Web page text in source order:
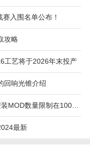
认识了很多新朋
。
供了一个广阔的社
仅扩大了自己的社
解。
来自不同的地区和
在这里遇到了很多
建立了深厚的友
高质量的。
入围名单公布！
攻略
工艺将于2026年末投产
回响光锥介绍
《博德之门3》攻略——主机版安装MOD数量限制在100个以内
最新